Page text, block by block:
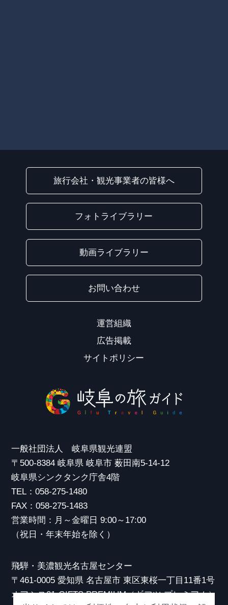
旅行会社・観光事業者の皆様へ
フォトライブラリー
動画ライブラリー
お問い合わせ
運営組織
広告掲載
サイトポリシー
一般社団法人 岐阜県観光連盟
〒500-8384 岐阜県 岐阜市 薮田南5-14-12
岐阜県シンクタンク庁舎4階
TEL：058-275-1480
FAX：058-275-1483
営業時間：月～金曜日 9:00～17:00
（祝日・年末年始を除く）
飛騨・美濃観光名古屋センター
〒461-0005 愛知県 名古屋市 東区東桜一丁目11番1号
オアシス21 GIFTS PREMIUM（ギフツ プレミアム）